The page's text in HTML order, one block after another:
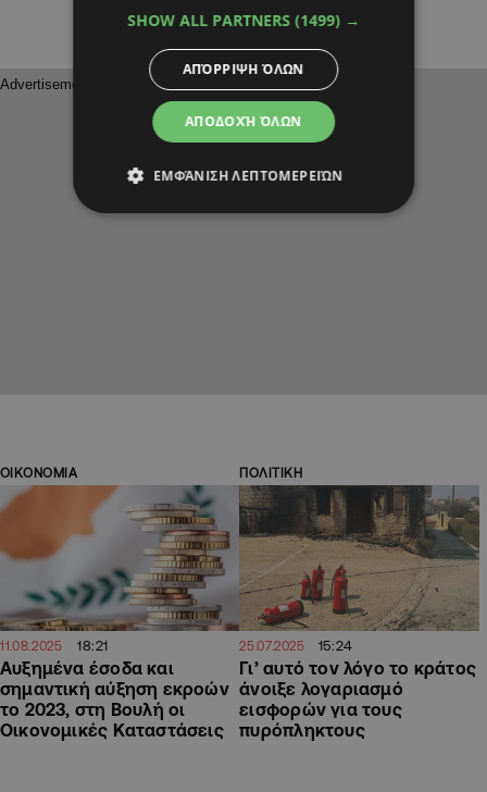
ΟΙΚΟΝΟΜΙΑ
11.08.2025 18:21
Αυξημένα έσοδα και
σημαντική αύξηση εκροών
το 2023, στη Βουλή οι
Οικονομικές Καταστάσεις
ΠΟΛΙΤΙΚΗ
25.07.2025 15:24
Γι’ αυτό τον λόγο το κράτος
άνοιξε λογαριασμό
εισφορών για τους
πυρόπληκτους
SHOW ALL PARTNERS (1499) →
ΑΠΟΔΟΧΉ ΌΛΩΝ
ΑΠΌΡΡΙΨΗ ΌΛΩΝ
ΕΜΦΆΝΙΣΗ ΛΕΠΤΟΜΕΡΕΙΏΝ